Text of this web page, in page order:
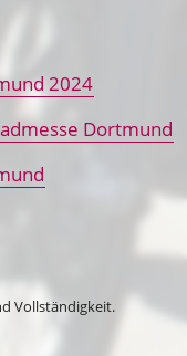
2024
Dortmund
Vollständigkeit.